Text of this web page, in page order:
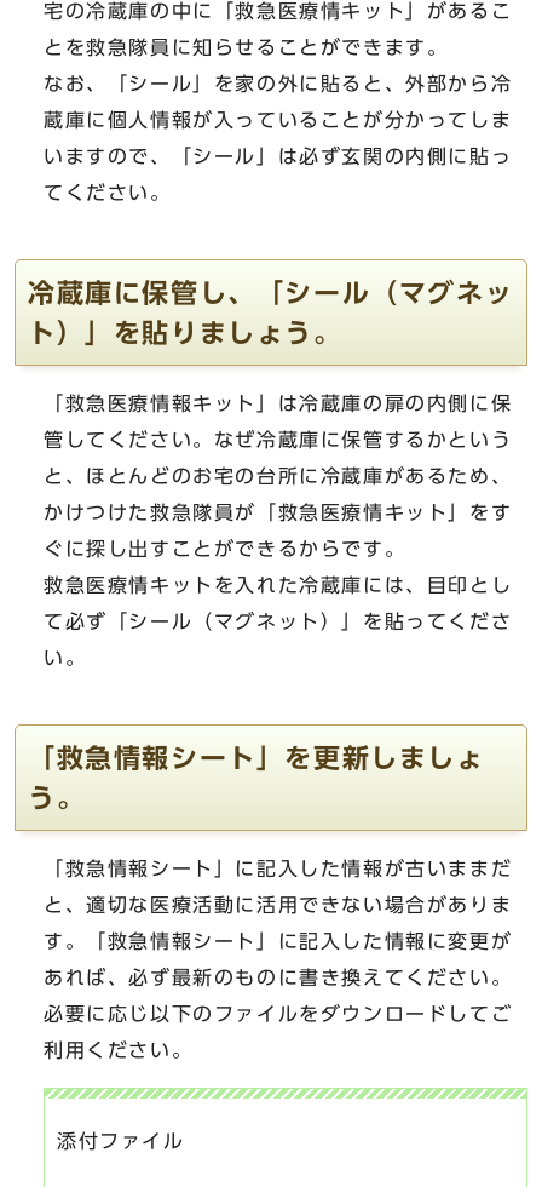
宅の冷蔵庫の中に「救急医療情キット」があるこ
とを救急隊員に知らせることができます。
なお、「シール」を家の外に貼ると、外部から冷
蔵庫に個人情報が入っていることが分かってしま
いますので、「シール」は必ず玄関の内側に貼っ
てください。
冷蔵庫に保管し、「シール（マグネッ
ト）」を貼りましょう。
「救急医療情報キット」は冷蔵庫の扉の内側に保
管してください。なぜ冷蔵庫に保管するかという
と、ほとんどのお宅の台所に冷蔵庫があるため、
かけつけた救急隊員が「救急医療情キット」をす
ぐに探し出すことができるからです。
救急医療情キットを入れた冷蔵庫には、目印とし
て必ず「シール（マグネット）」を貼ってくださ
い。
「救急情報シート」を更新しましょ
う。
「救急情報シート」に記入した情報が古いままだ
と、適切な医療活動に活用できない場合がありま
す。「救急情報シート」に記入した情報に変更が
あれば、必ず最新のものに書き換えてください。
必要に応じ以下のファイルをダウンロードしてご
利用ください。
添付ファイル